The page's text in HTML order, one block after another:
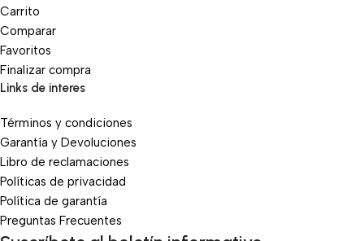
Carrito
Comparar
Favoritos
Finalizar compra
Links de interes
Términos y condiciones
Garantía y Devoluciones
Libro de reclamaciones
Políticas de privacidad
Política de garantía
Preguntas Frecuentes